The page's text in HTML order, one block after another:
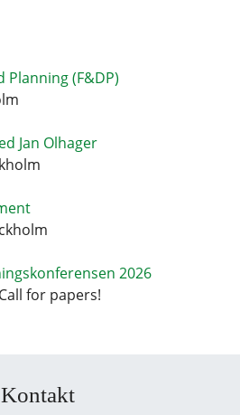
Planning (F&DP)
Jan Olhager
2026
for papers!
Kontakt